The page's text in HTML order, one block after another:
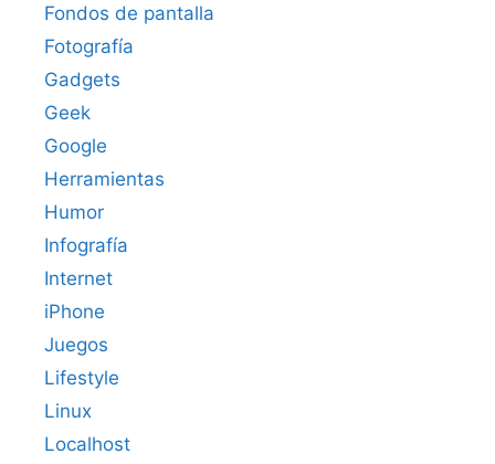
Fondos de pantalla
Fotografía
Gadgets
Geek
Google
Herramientas
Humor
Infografía
Internet
iPhone
Juegos
Lifestyle
Linux
Localhost